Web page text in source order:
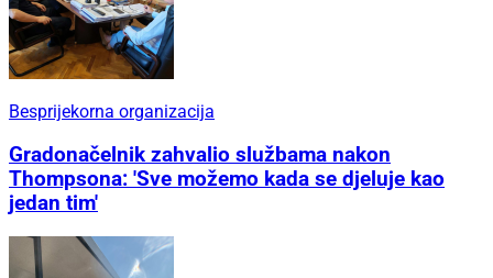
Besprijekorna organizacija
Gradonačelnik zahvalio službama nakon
Thompsona: 'Sve možemo kada se djeluje kao
jedan tim'